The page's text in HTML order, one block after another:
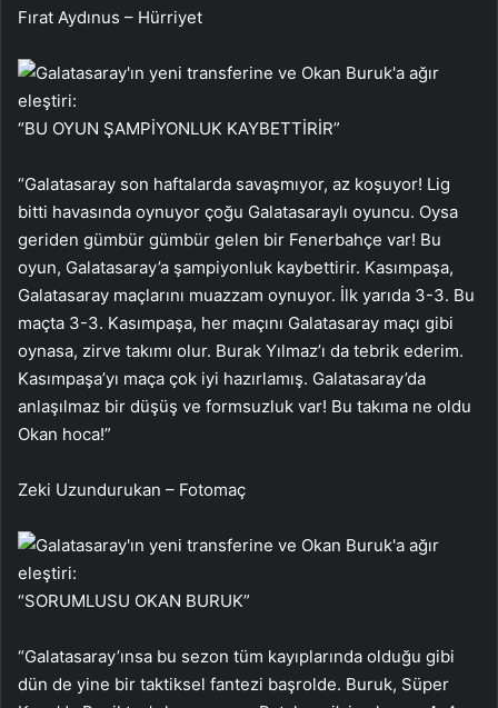
Fırat Aydınus – Hürriyet
“BU OYUN ŞAMPİYONLUK KAYBETTİRİR”
“Galatasaray son haftalarda savaşmıyor, az koşuyor! Lig
bitti havasında oynuyor çoğu Galatasaraylı oyuncu. Oysa
geriden gümbür gümbür gelen bir Fenerbahçe var! Bu
oyun, Galatasaray’a şampiyonluk kaybettirir. Kasımpaşa,
Galatasaray maçlarını muazzam oynuyor. İlk yarıda 3-3. Bu
maçta 3-3. Kasımpaşa, her maçını Galatasaray maçı gibi
oynasa, zirve takımı olur. Burak Yılmaz’ı da tebrik ederim.
Kasımpaşa’yı maça çok iyi hazırlamış. Galatasaray’da
anlaşılmaz bir düşüş ve formsuzluk var! Bu takıma ne oldu
Okan hoca!”
Zeki Uzundurukan – Fotomaç
“SORUMLUSU OKAN BURUK”
“Galatasaray’ınsa bu sezon tüm kayıplarında olduğu gibi
dün de yine bir taktiksel fantezi başrolde. Buruk, Süper